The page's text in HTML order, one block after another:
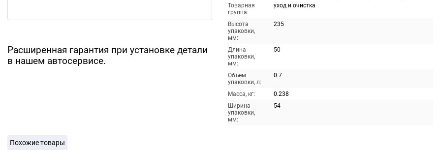
Расширенная гарантия при установке детали
в нашем автосервисе.
Товарная
группа:
уход и очистка
Высота
упаковки,
мм:
235
Длина
упаковки,
мм:
50
Объем
упаковки, л:
0.7
Масса, кг:
0.238
Ширина
упаковки,
мм:
54
Похожие товары